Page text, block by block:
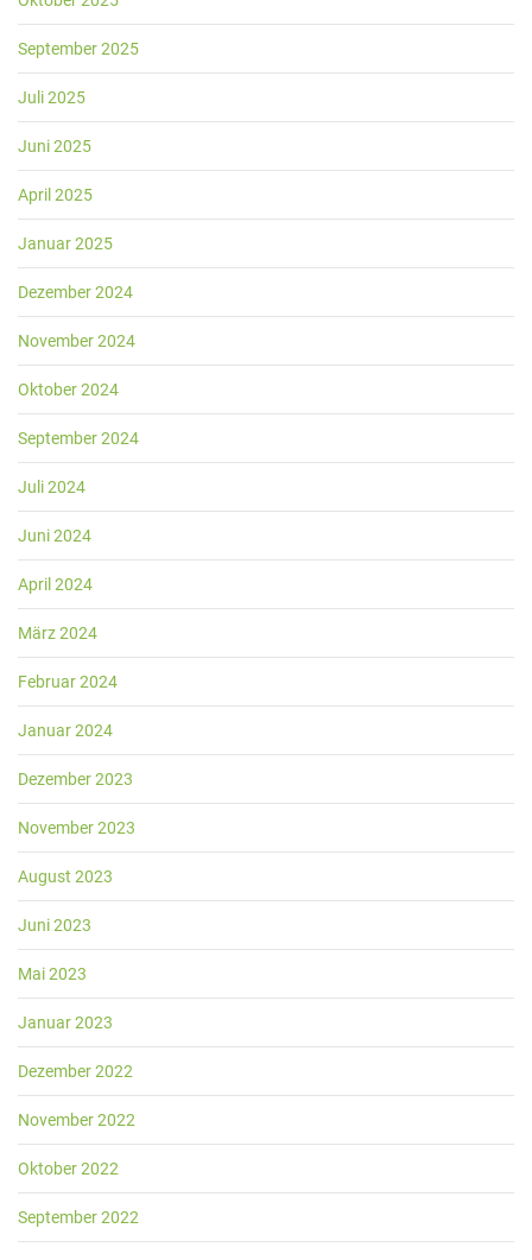
September 2025
Juli 2025
Juni 2025
April 2025
Januar 2025
Dezember 2024
November 2024
Oktober 2024
September 2024
Juli 2024
Juni 2024
April 2024
März 2024
Februar 2024
Januar 2024
Dezember 2023
November 2023
August 2023
Juni 2023
Mai 2023
Januar 2023
Dezember 2022
November 2022
Oktober 2022
September 2022